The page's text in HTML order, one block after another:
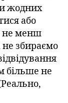
жодних
або
не менш
збираємо
більше не